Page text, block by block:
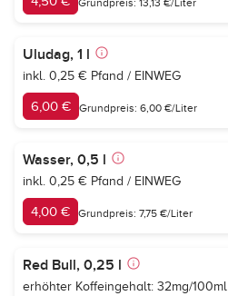
Uludag, 1 l
inkl. 0,25 € Pfand / EINWEG
6,00 € Grundpreis: 6,00 €/Liter
Wasser, 0,5 l
inkl. 0,25 € Pfand / EINWEG
4,00 € Grundpreis: 7,75 €/Liter
Red Bull, 0,25 l
erhöhter Koffeingehalt: 32mg/100ml